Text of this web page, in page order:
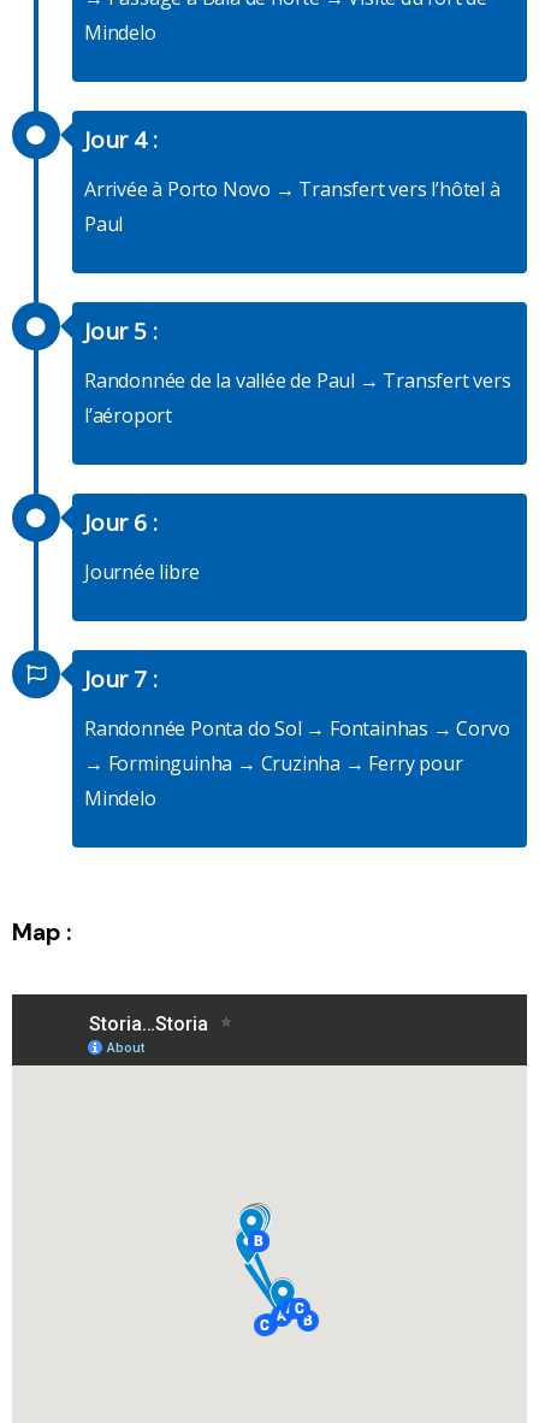
Mindelo
Jour 4 :
Arrivée à Porto Novo → Transfert vers l’hôtel à
Paul
Jour 5 :
Randonnée de la vallée de Paul → Transfert vers
l’aéroport
Jour 6 :
Journée libre
Jour 7 :
Randonnée Ponta do Sol → Fontainhas → Corvo
→ Forminguinha → Cruzinha → Ferry pour
Mindelo
Map :